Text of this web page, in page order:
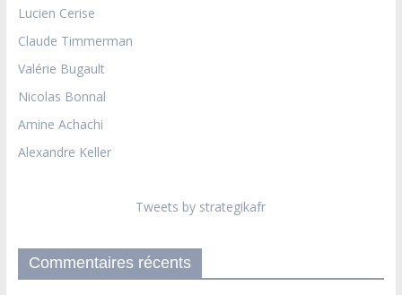
Lucien Cerise
Claude Timmerman
Valérie Bugault
Nicolas Bonnal
Amine Achachi
Alexandre Keller
Tweets by strategikafr
Commentaires récents